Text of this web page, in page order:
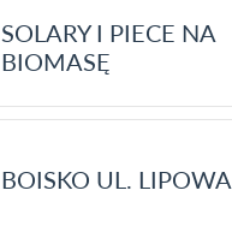
SOLARY I PIECE NA
BIOMASĘ
BOISKO UL. LIPOWA